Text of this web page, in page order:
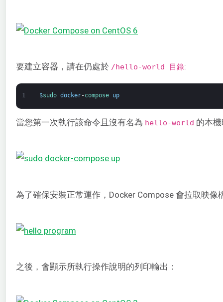
要建立容器，請在仍處於 /hello-world 目錄:
1 $sudo docker-compose up
當您第一次執行該命令且沒有名為 hello-world 的本
為了確保安裝正常運作，Docker Compose 會拉取映
之後，會顯示所執行操作說明的列印輸出：